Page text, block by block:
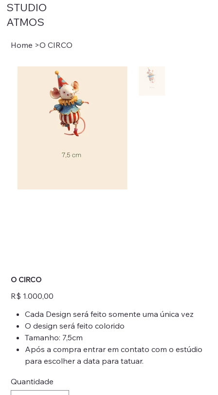
STUDIO
ATMOS
Home >O CIRCO
O CIRCO
Preço
R$ 1.000,00
Cada Design será feito somente uma única vez
O design será feito colorido
Tamanho: 7,5cm
Após a compra entrar em contato com o estúdio
para escolher a data para tatuar.
Quantidade